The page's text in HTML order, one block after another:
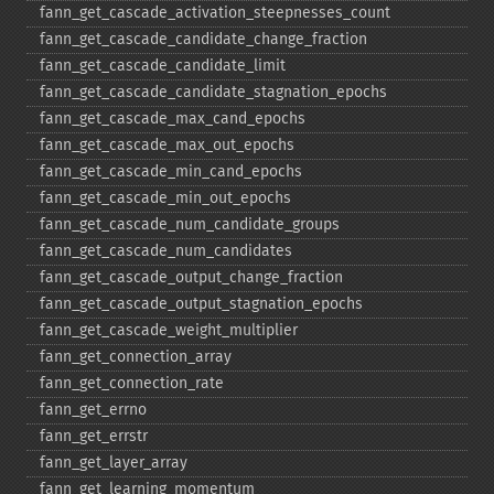
fann_​get_​cascade_​activation_​steepnesses_​count
fann_​get_​cascade_​candidate_​change_​fraction
fann_​get_​cascade_​candidate_​limit
fann_​get_​cascade_​candidate_​stagnation_​epochs
fann_​get_​cascade_​max_​cand_​epochs
fann_​get_​cascade_​max_​out_​epochs
fann_​get_​cascade_​min_​cand_​epochs
fann_​get_​cascade_​min_​out_​epochs
fann_​get_​cascade_​num_​candidate_​groups
fann_​get_​cascade_​num_​candidates
fann_​get_​cascade_​output_​change_​fraction
fann_​get_​cascade_​output_​stagnation_​epochs
fann_​get_​cascade_​weight_​multiplier
fann_​get_​connection_​array
fann_​get_​connection_​rate
fann_​get_​errno
fann_​get_​errstr
fann_​get_​layer_​array
fann_​get_​learning_​momentum